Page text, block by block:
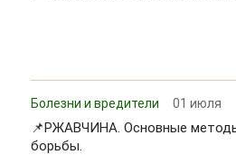
Болезни и вредители 01 июля
📌РЖАВЧИНА. Основные
борьбы.